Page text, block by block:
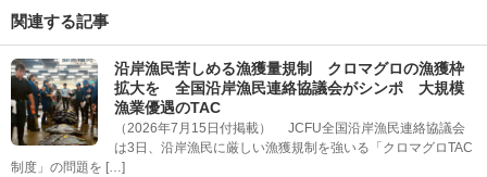
関連する記事
沿岸漁民苦しめる漁獲量規制 クロマグロの漁獲枠
拡大を 全国沿岸漁民連絡協議会がシンポ 大規模
漁業優遇のTAC
（2026年7月15日付掲載） JCFU全国沿岸漁民連絡協議会
は3日、沿岸漁民に厳しい漁獲規制を強いる「クロマグロTAC
制度」の問題を […]